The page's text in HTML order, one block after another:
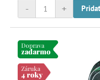
+
-
Doprava
zadarmo
Záruka
4 roky